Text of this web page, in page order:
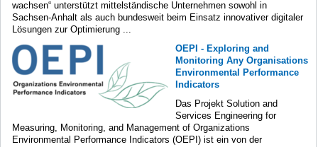
wachsen“ unterstützt mittelständische Unternehmen sowohl in
Sachsen-Anhalt als auch bundesweit beim Einsatz innovativer digitaler
Lösungen zur Optimierung ...
OEPI - Exploring and
Monitoring Any Organisations
Environmental Performance
Indicators
Das Projekt Solution and
Services Engineering for
Measuring, Monitoring, and Management of Organizations
Environmental Performance Indicators (OEPI) ist ein von der